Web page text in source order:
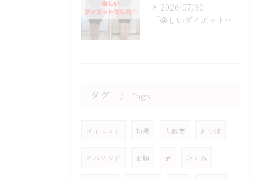
2026/07/30
「楽しいダイエットでした♡」
タグ Tags
ダイエット 効果 大阪市 耳つぼ
リバウンド お腹 足 むくみ